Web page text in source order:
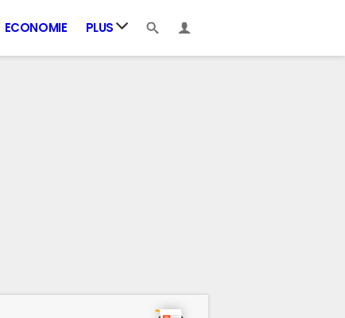
ECONOMIE PLUS